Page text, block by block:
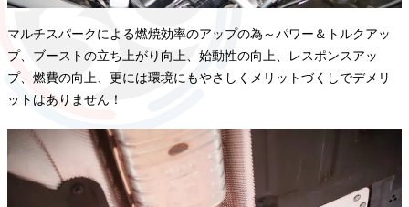
マルチスパークによる燃焼効率のアップの為～パワー＆トルクアッ
プ、ブーストの立ち上がり向上、始動性の向上、レスポンスアッ
プ、燃費の向上、更には環境にもやさしくメリットづくしでデメリ
ットはありません！